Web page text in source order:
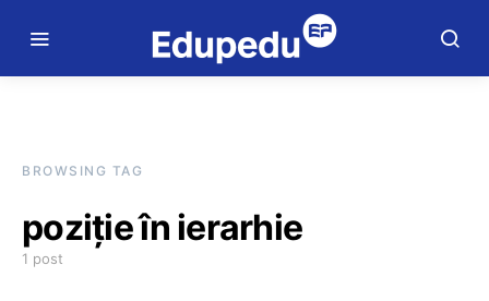
BROWSING TAG
poziție în ierarhie
1 post